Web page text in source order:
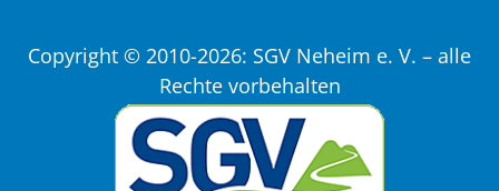
Copyright © 2010-2026: SGV Neheim e. V. – alle
Rechte vorbehalten